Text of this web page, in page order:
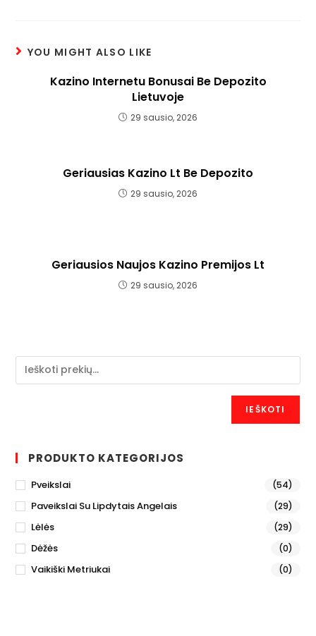
YOU MIGHT ALSO LIKE
Kazino Internetu Bonusai Be Depozito
Lietuvoje
29 sausio, 2026
Geriausias Kazino Lt Be Depozito
29 sausio, 2026
Geriausios Naujos Kazino Premijos Lt
29 sausio, 2026
IEŠKOTI
PRODUKTO KATEGORIJOS
Pveikslai (54)
Paveikslai Su Lipdytais Angelais (29)
Lėlės (29)
Dėžės (0)
Vaikiški Metriukai (0)